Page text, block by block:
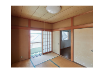
不動産を高く売
不動産を早く売
不動産売却の基